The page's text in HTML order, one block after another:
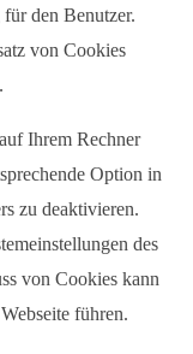
den Benutzer.
von Cookies
Ihrem Rechner
Option in
zu deaktivieren.
des
von Cookies kann
führen.